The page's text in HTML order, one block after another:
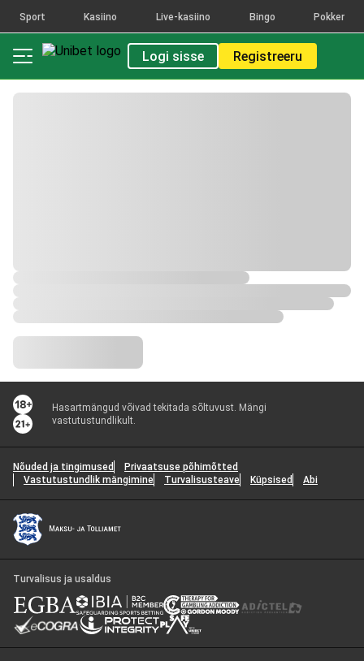
Sport Kasiino Live-kasiino Bingo Pokker
Logi sisse Registreeru
Hasartmängud võivad tekitada sõltuvust. Mängi
vastutustundlikult.
Nõuded ja tingimused
Privaatsuse põhimõtted
Vastutustundlik mängimine
Turvalisusteave Küpsised Abi
Turvalisus ja usaldus